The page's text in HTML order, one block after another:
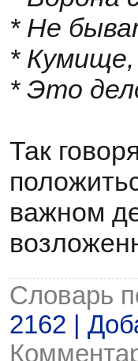
* Не
*
* Это
Так
важном
Словарь
2162 |